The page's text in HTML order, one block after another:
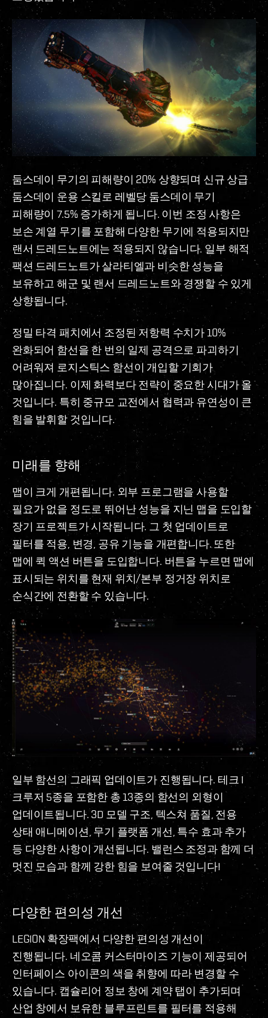
둠스데이 무기의 피해량이 20% 상향되며 신규 상급
둠스데이 운용 스킬로 레벨당 둠스데이 무기
피해량이 7.5% 증가하게 됩니다. 이번 조정 사항은
보손 계열 무기를 포함해 다양한 무기에 적용되지만
랜서 드레드노트에는 적용되지 않습니다. 일부 해적
팩션 드레드노트가 살라티엘과 비슷한 성능을
보유하고 해군 및 랜서 드레드노트와 경쟁할 수 있게
상향됩니다.
정밀 타격 패치에서 조정된 저항력 수치가 10%
완화되어 함선을 한 번의 일제 공격으로 파괴하기
어려워져 로지스틱스 함선이 개입할 기회가
많아집니다. 이제 화력보다 전략이 중요한 시대가 올
것입니다. 특히 중규모 교전에서 협력과 유연성이 큰
힘을 발휘할 것입니다.
미래를 향해
맵이 크게 개편됩니다. 외부 프로그램을 사용할
필요가 없을 정도로 뛰어난 성능을 지닌 맵을 도입할
장기 프로젝트가 시작됩니다. 그 첫 업데이트로
필터를 적용, 변경, 공유 기능을 개편합니다. 또한
맵에 퀵 액션 버튼을 도입합니다. 버튼을 누르면 맵에
표시되는 위치를 현재 위치/본부 정거장 위치로
순식간에 전환할 수 있습니다.
일부 함선의 그래픽 업데이트가 진행됩니다. 테크 I
크루저 5종을 포함한 총 13종의 함선의 외형이
업데이트됩니다. 3D 모델 구조, 텍스쳐 품질, 전용
상태 애니메이션, 무기 플랫폼 개선, 특수 효과 추가
등 다양한 사항이 개선됩니다. 밸런스 조정과 함께 더
멋진 모습과 함께 강한 힘을 보여줄 것입니다!
다양한 편의성 개선
LEGION 확장팩에서 다양한 편의성 개선이
진행됩니다. 네오콤 커스터마이즈 기능이 제공되어
인터페이스 아이콘의 색을 취향에 따라 변경할 수
있습니다. 캡슐리어 정보 창에 계약 탭이 추가되며
산업 창에서 보유한 블루프린트를 필터를 적용해